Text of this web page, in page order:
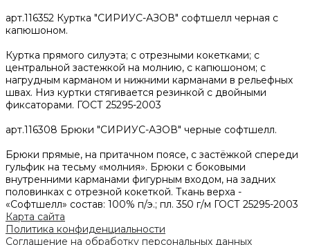
арт.116352 Куртка "СИРИУС-АЗОВ" софтшелл черная с
капюшоном.
Куртка прямого силуэта; с отрезными кокетками; с
центральной застежкой на молнию, с капюшоном; с
нагрудным карманом и нижними карманами в рельефных
швах. Низ куртки стягивается резинкой с двойными
фиксаторами. ГОСТ 25295-2003
арт.116308 Брюки "СИРИУС-АЗОВ" черные софтшелл.
Брюки прямые, на притачном поясе, с застёжкой спереди
гульфик на тесьму «молния». Брюки с боковыми
внутренними карманами фигурным входом, на задних
половинках с отрезной кокеткой. Ткань верха -
«Софтшелл» состав: 100% п/э.; пл. 350 г/м ГОСТ 25295-2003
Карта сайта
Политика конфиденциальности
Соглашение на обработку персональных данных